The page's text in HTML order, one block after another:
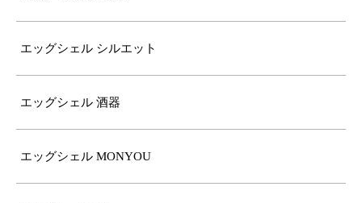
エッグシェル シルエット
エッグシェル 酒器
エッグシェル MONYOU